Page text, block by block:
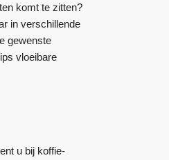
komt te zitten?
in verschillende
gewenste
vloeibare
u bij koffie-